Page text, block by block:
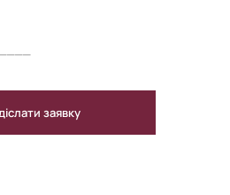
заявку